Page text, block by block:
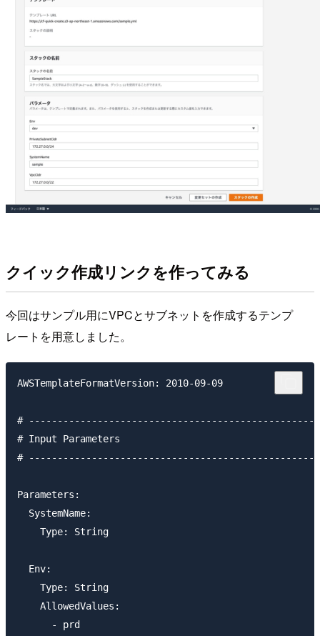
クイック作成リンクを作ってみる
今回はサンプル用にVPCとサブネットを作成するテンプ
レートを用意しました。
AWSTemplateFormatVersion: 2010-09-09
#
# Input Parameters
#
Parameters:
  SystemName:
    Type: String
  Env:
    Type: String
    AllowedValues:
      - prd